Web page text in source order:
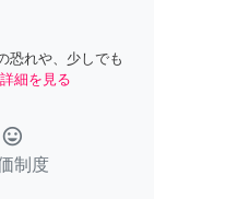
恐れや、少しでも
詳細を見る
tag_faces
制度